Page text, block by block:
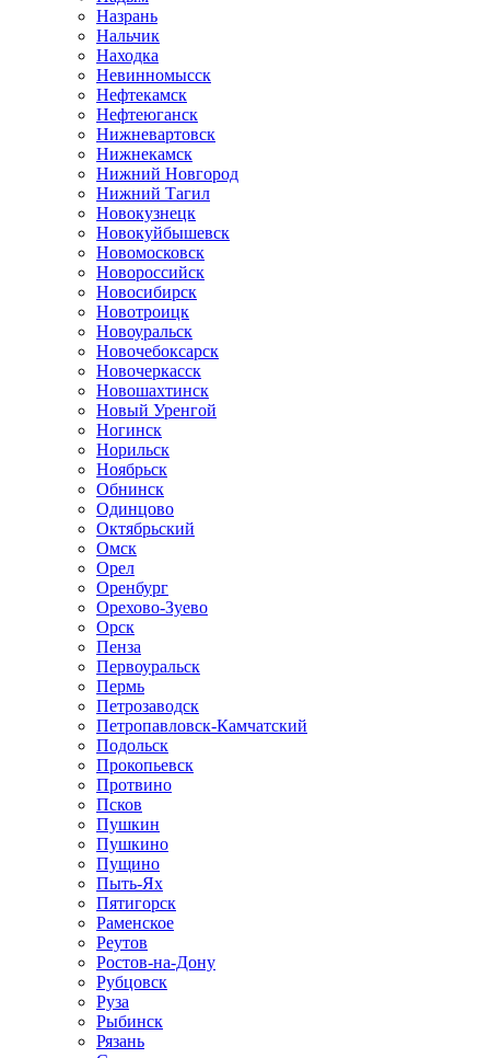
Назрань
Нальчик
Находка
Невинномысск
Нефтекамск
Нефтеюганск
Нижневартовск
Нижнекамск
Нижний Новгород
Нижний Тагил
Новокузнецк
Новокуйбышевск
Новомосковск
Новороссийск
Новосибирск
Новотроицк
Новоуральск
Новочебоксарск
Новочеркасск
Новошахтинск
Новый Уренгой
Ногинск
Норильск
Ноябрьск
Обнинск
Одинцово
Октябрьский
Омск
Орел
Оренбург
Орехово-Зуево
Орск
Пенза
Первоуральск
Пермь
Петрозаводск
Петропавловск-Камчатский
Подольск
Прокопьевск
Протвино
Псков
Пушкин
Пушкино
Пущино
Пыть-Ях
Пятигорск
Раменское
Реутов
Ростов-на-Дону
Рубцовск
Руза
Рыбинск
Рязань